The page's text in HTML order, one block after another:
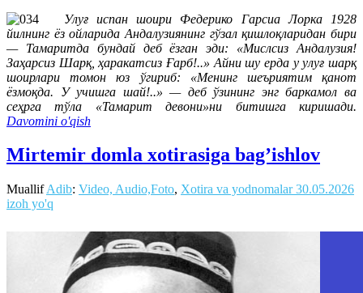
Улуғ испан шоири Федерико Гарсиа Лорка 1928
йилнинг ёз ойларида Андалузиянинг гўзал қишлоқларидан бири
— Тамаритда бундай деб ёзган эди: «Мислсиз Андалузия!
Заҳарсиз Шарқ, ҳаракатсиз Ғарб!..» Айни шу ерда у улуғ шарқ
шоирлари томон юз ўгириб: «Менинг шеъриятим қанот
ёзмоқда. У учишга шай!..» — деб ўзининг энг баркамол ва
сеҳрга тўла «Тамарит девони»ни битишга киришади.
Davomini o'qish
Mirtemir domla xotirasiga bag’ishlov
MuallifAdib: Video, Audio,Foto, Xotira va yodnomalar 30.05.2026
izoh yo'q